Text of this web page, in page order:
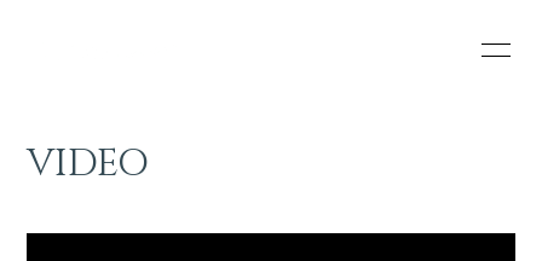
SCHEDULE
VIDEO